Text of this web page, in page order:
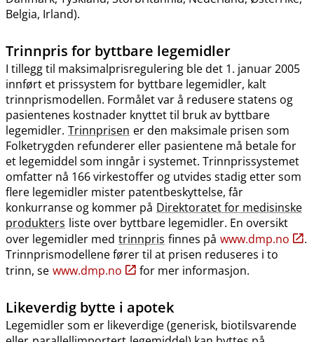
Belgia, Irland).
Trinnpris for byttbare legemidler
I tillegg til maksimalprisregulering ble det 1. januar 2005
innført et prissystem for byttbare legemidler, kalt
trinnprismodellen. Formålet var å redusere statens og
pasientenes kostnader knyttet til bruk av byttbare
legemidler. Trinnprisen er den maksimale prisen som
Folketrygden refunderer eller pasientene må betale for
et legemiddel som inngår i systemet. Trinnprissystemet
omfatter nå 166 virkestoffer og utvides stadig etter som
flere legemidler mister patentbeskyttelse, får
konkurranse og kommer på Direktoratet for medisinske
produkters liste over byttbare legemidler. En oversikt
over legemidler med trinnpris finnes på www.dmp.no
.
Trinnprismodellene fører til at prisen reduseres i to
trinn, se www.dmp.no for mer informasjon.
Likeverdig bytte i apotek
Legemidler som er likeverdige (generisk, biotilsvarende